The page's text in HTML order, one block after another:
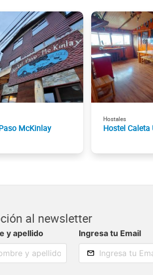
McKinlay
Hostales
Hostel Caleta
al newsletter
y apellido Ingresa tu Email